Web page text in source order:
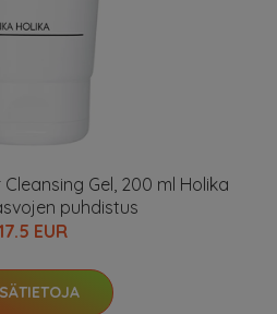
Cleansing Gel, 200 ml Holika
puhdistus
EUR